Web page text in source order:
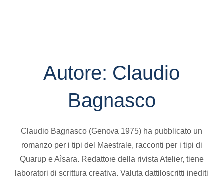
Autore: Claudio
Bagnasco
Claudio Bagnasco (Genova 1975) ha pubblicato un
romanzo per i tipi del Maestrale, racconti per i tipi di
Quarup e Aìsara. Redattore della rivista Atelier, tiene
laboratori di scrittura creativa. Valuta dattiloscritti inediti